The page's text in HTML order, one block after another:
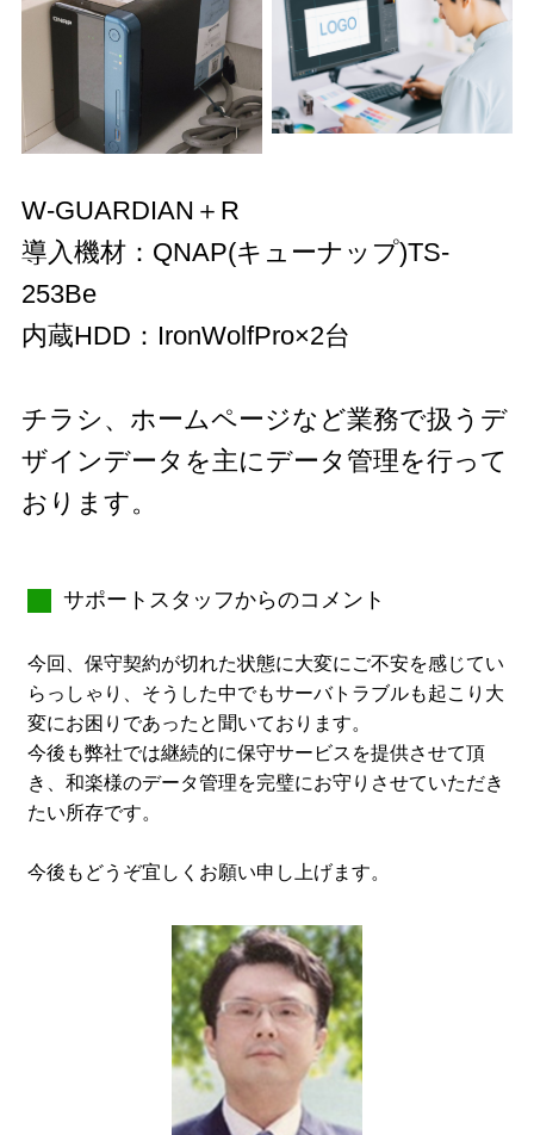
W-GUARDIAN＋R
導入機材：QNAP(キューナップ)TS-
253Be
内蔵HDD：IronWolfPro×2台
チラシ、ホームページなど業務で扱うデ
ザインデータを主にデータ管理を行って
おります。
サポートスタッフからのコメント
今回、保守契約が切れた状態に大変にご不安を感じてい
らっしゃり、そうした中でもサーバトラブルも起こり大
変にお困りであったと聞いております。
今後も弊社では継続的に保守サービスを提供させて頂
き、和楽様のデータ管理を完璧にお守りさせていただき
たい所存です。
今後もどうぞ宜しくお願い申し上げます。